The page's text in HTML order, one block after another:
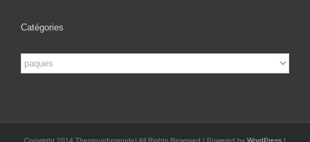
Catégories
Catégories
Copyright 2014 Theotourdumonde| All Rights Reserved | Powered by WordPress |